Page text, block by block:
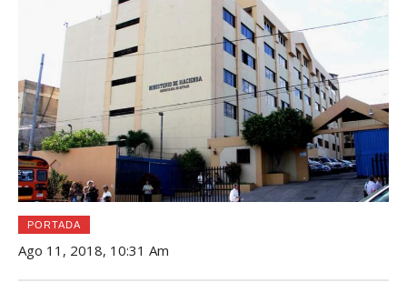
PORTADA
Ago 11, 2018, 10:31 Am